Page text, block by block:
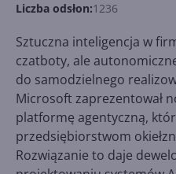
Liczba odsłon:1236
Sztuczna inteligencja w
czatboty, ale
do samodzielnego
Microsoft zaprezentował
platformę agentyczną,
przedsiębiorstwom
Rozwiązanie to daje